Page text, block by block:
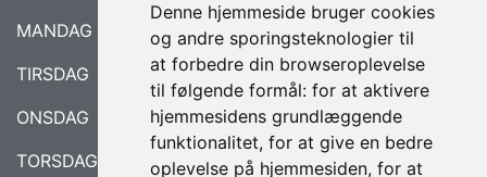
Denne hjemmeside bruger cookies
og andre sporingsteknologier til
at forbedre din browseroplevelse
til følgende formål: for at aktivere
hjemmesidens grundlæggende
funktionalitet, for at give en bedre
oplevelse på hjemmesiden, for at
MANDAG LUKKET
TIRSDAG 08.30 - 17.00
ONSDAG 09.00 - 18.00
TORSDAG 09.00 - 17.00